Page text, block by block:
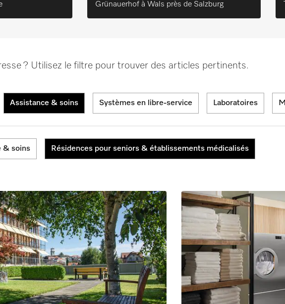
Grünauerhof à Wals près de Salzburg
? Utilisez le filtre pour trouver des articles pertinents.
Assistance & soins Systèmes en libre-service Laboratoires
& soins Résidences pour seniors & établissements médicalisés